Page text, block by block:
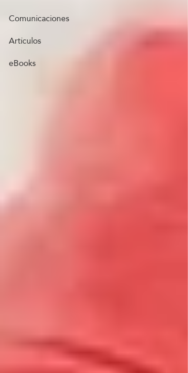
Comunicaciones
Artículos
eBooks